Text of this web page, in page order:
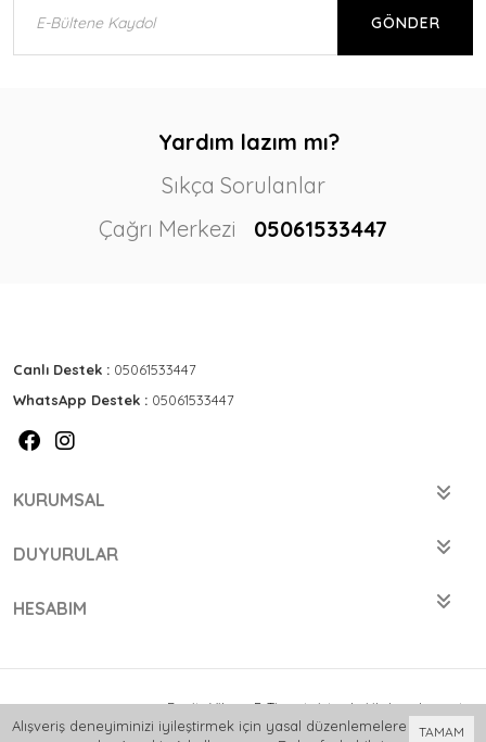
GÖNDER
Yardım lazım mı?
Sıkça Sorulanlar
Çağrı Merkezi
05061533447
Canlı Destek : 05061533447
WhatsApp Destek : 05061533447
KURUMSAL
DUYURULAR
HESABIM
Bu siteVikaon E-Ticaret sistemleriile hazırlanmıştır.
TAMAM
Alışveriş deneyiminizi iyileştirmek için yasal düzenlemelere